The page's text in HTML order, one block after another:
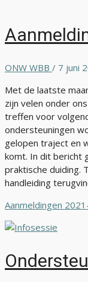
ONW WBB / 7 juni
Met de laatste
zijn velen onder
treffen voor
ondersteuningen
gelopen traject en
komt. In dit bericht
praktische duiding.
handleiding
Aanmeldingen